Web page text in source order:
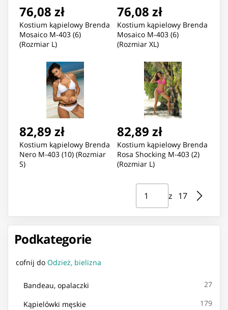
Podkategorie
cofnij do Odzież, bielizna
Bandeau, opalaczki 27
Kąpielówki męskie 179
76,08 zł
Kostium kąpielowy Brenda
Mosaico M-403 (6)
(Rozmiar L)
76,08 zł
Kostium kąpielowy Brenda
Mosaico M-403 (6)
(Rozmiar XL)
82,89 zł
Kostium kąpielowy Brenda
Nero M-403 (10) (Rozmiar
S)
82,89 zł
Kostium kąpielowy Brenda
Rosa Shocking M-403 (2)
(Rozmiar L)
Strona ⁨1⁩ z ⁨17⁩
z ⁨17⁩
Przejdź do strony